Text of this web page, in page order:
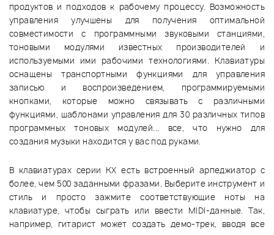
продуктов и подходов к рабочему процессу. Возможность
управления улучшены для получения оптимальной
совместимости с программными звуковыми станциями,
тоновыми модулями известных производителей и
используемыми ими рабочими технологиями. Клавиатуры
оснащены транспортными функциями для управления
записью и воспроизведением, программируемыми
кнопками, которые можно связывать с различными
функциями, шаблонами управления для 30 различных типов
программных тоновых модулей... все, что нужно для
создания музыки находится у вас под руками.
В клавиатурах серии KX есть встроенный арпеджиатор с
более, чем 500 заданными фразами. Выберите инструмент и
стиль и просто зажмите соответствующие ноты на
клавиатуре, чтобы сыграть или ввести MIDI-данные. Так,
например, гитарист может создать демо-трек, вводя все